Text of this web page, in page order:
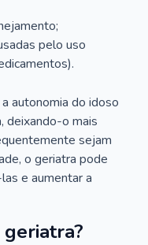
pelo uso
autonomia do idoso
deixando-o mais
sejam
o geriatra pode
e aumentar a